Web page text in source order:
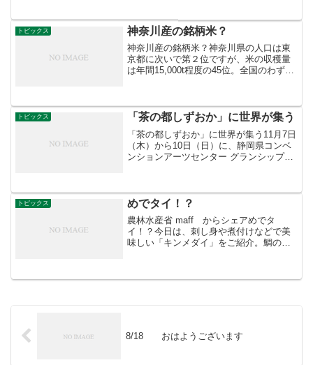
しくみです。 有機農場や、環境を大事
にする人たち、自然が豊か...
トピックス 神奈川産の銘柄米？
神奈川産の銘柄米？神奈川県の人口は東
京都に次いで第２位ですが、米の収穫量
は年間15,000t程度の45位。全国のわずか
るみ」というお米があります。「米の食
味ランキン...
トピックス 「茶の都しずおか」に世界が集う
「茶の都しずおか」に世界が集う11月7日
（木）から10日（日）に、静岡県コンベ
ンションアーツセンター グランシップ
国からお...
トピックス めでタイ！？
農林水産省 maff からシェアめでタ
イ！？今日は、刺し身や煮付けなどで美
味しい「キンメダイ」をご紹介。鯛の仲
8/18 おはようございます